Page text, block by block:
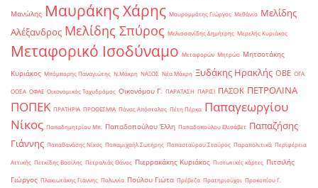
Μανώλης Μαυράκης Χάρης Μαυρομμάτης Γιώργος Μεθάνιο Μελίδης
Αλέξανδρος Μελίδης Σπύρος Μελισσανίδης Δημήτρης Μερελής Κυριάκος
Μεταφορικό Ισοδύναμο Μεταφορών Μητρώο Μητσοτάκης
Κυριάκος Μπόμπορης Παναγιώτης Ν.Μάκρη ΝΑΞΟΣ Νέα Μάκρη Ξυδάκης Ηρακλής ΟΒΕ ΟΓΑ
ΟΟΣΑ ΟΦΑΕ Οικονομικός Ταχυδρόμος Οικονόμου Γ. ΠΑΡΑΤΑΣΗ ΠΑΡΙΣΙ ΠΑΣΟΚ ΠΕΤΡΟΛΙΝΑ
ΠΟΠΕΚ ΠΡΑΤΗΡΙΑ ΠΡΟΘΕΣΜΙΑ Πάνας Απόστολος Πέτη Πέρκα Παπαγεωργίου
Νίκος Παπαδημητρίου Μπ. Παπαδοπούλου Έλλη Παπαδοπούλου Ελισάβετ Παπαζήσης
Γιάννης Παπαθανάσης Νίκος Παπαμιχαήλ Σωτήρης Παπασταύρου Σταύρος Παραπολιτικά Περιφέρεια
Αττικής Πετκίδης Βασίλης Πετραλιάς Θάνος Πιερρακάκης Κυριάκος Πιστωτικές κάρτες Πιτσιλής
Γιώργος Πλακιωτάκης Γιάννης Πολωνία Πούλου Γιώτα Πρέβεζα Πρατηριούχοι Προκοπίου Γ.